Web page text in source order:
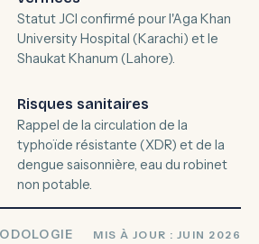
Statut JCI confirmé pour l'Aga Khan
University Hospital (Karachi) et le
Shaukat Khanum (Lahore).
Risques sanitaires
Rappel de la circulation de la
typhoïde résistante (XDR) et de la
dengue saisonnière, eau du robinet
non potable.
MIS À JOUR : JUIN 2026